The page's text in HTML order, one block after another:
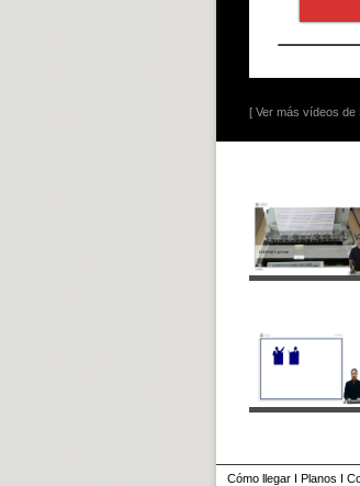
[ Ver más vídeos de
Cómo llegar I Planos I